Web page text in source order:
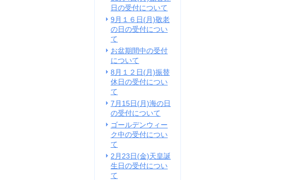
日の受付について
9月１６日(月)敬老
の日の受付につい
て
お盆期間中の受付
について
8月１２日(月)振替
休日の受付につい
て
7月15日(月)海の日
の受付について
ゴールデンウィー
ク中の受付につい
て
2月23日(金)天皇誕
生日の受付につい
て